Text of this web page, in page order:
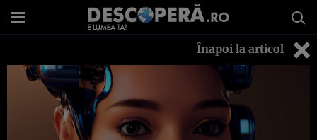
Înapoi la articol